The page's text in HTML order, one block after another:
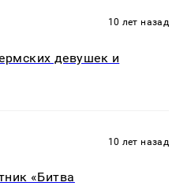
10 лет назад
девушек и
10 лет назад
«Битва